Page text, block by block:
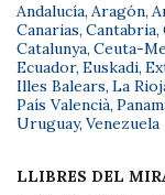
Andalucía, Aragón,
Canarias, Cantabria,
Catalunya, Ceuta-
Ecuador, Euskadi,
Illes Balears, La
País Valencià,
Uruguay, Venezuela
LLIBRES DEL